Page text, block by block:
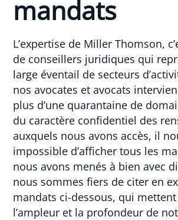
mandats
L’expertise de Miller Thomson,
de conseillers juridiques qui
large éventail de secteurs
nos avocates et avocats
plus d’une quarantaine de
du caractère confidentiel des
auxquels nous avons accès, il
impossible d’afficher tous les
nous avons menés à bien avec
nous sommes fiers de citer en
mandats ci-dessous, qui
l’ampleur et la profondeur de